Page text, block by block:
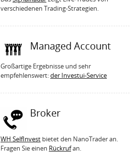
verschiedenen Trading-Strategien.
Managed Account
Großartige Ergebnisse und sehr
empfehlenswert:der Investui-Service
Broker
WH SelfInvest bietet den NanoTrader an.
Fragen Sie einen Rückrufan.